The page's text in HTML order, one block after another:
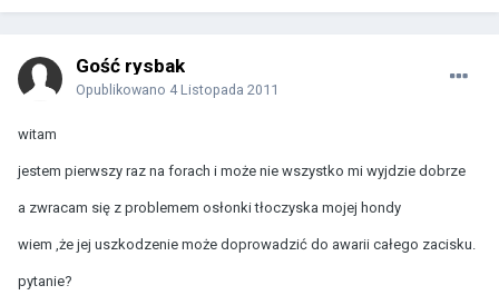
Gość rysbak
Opublikowano 4 Listopada 2011
witam
jestem pierwszy raz na forach i może nie wszystko mi wyjdzie dobrze
a zwracam się z problemem osłonki tłoczyska mojej hondy
wiem ,że jej uszkodzenie może doprowadzić do awarii całego zacisku.
pytanie?